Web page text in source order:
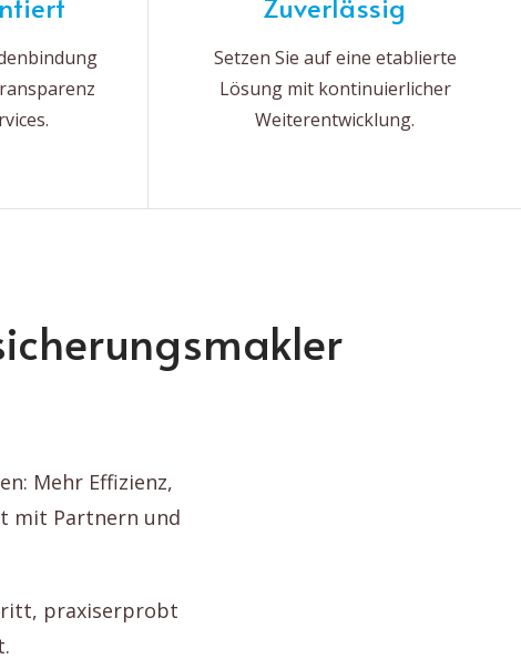
Setzen Sie auf eine etablierte
Lösung mit kontinuierlicher
Weiterentwicklung.
Mehr Effizienz,
mit Partnern und
praxiserprobt